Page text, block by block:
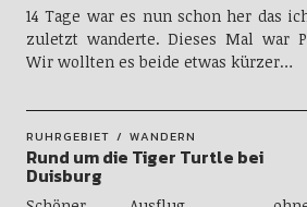
14 Tage war es nun schon her das
zuletzt wanderte. Dieses Mal war
Wir wollten es beide etwas kürzer…
RUHRGEBIET WANDERN
Rund um die Tiger Turtle bei
Duisburg